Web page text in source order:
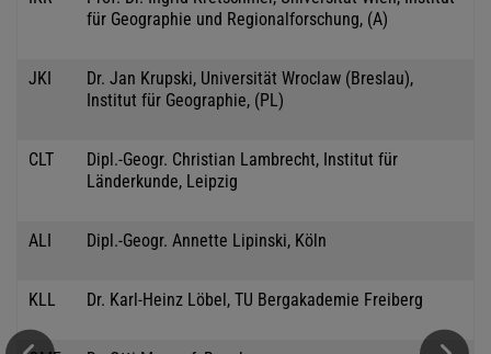
für Geographie und Regionalforschung, (A)
JKI
Dr. Jan Krupski, Universität Wroclaw (Breslau),
Institut für Geographie, (PL)
CLT
Dipl.-Geogr. Christian Lambrecht, Institut für
Länderkunde, Leipzig
ALI Dipl.-Geogr. Annette Lipinski, Köln
KLL Dr. Karl-Heinz Löbel, TU Bergakademie Freiberg